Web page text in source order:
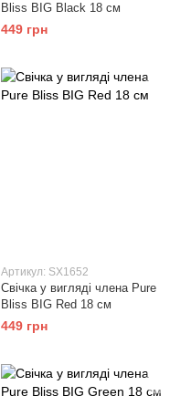
Bliss BIG Black 18 см
449 грн
Артикул: SX1652
Свічка у вигляді члена Pure
Bliss BIG Red 18 см
449 грн